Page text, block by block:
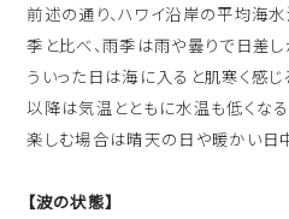
前述の通り、ハワイ沿岸の平均海
季と比べ、雨季は雨や曇りで日差
ういった日は海に入ると肌寒く感じ
以降は気温とともに水温も低くな
楽しむ場合は晴天の日や暖かい日
【波の状態】